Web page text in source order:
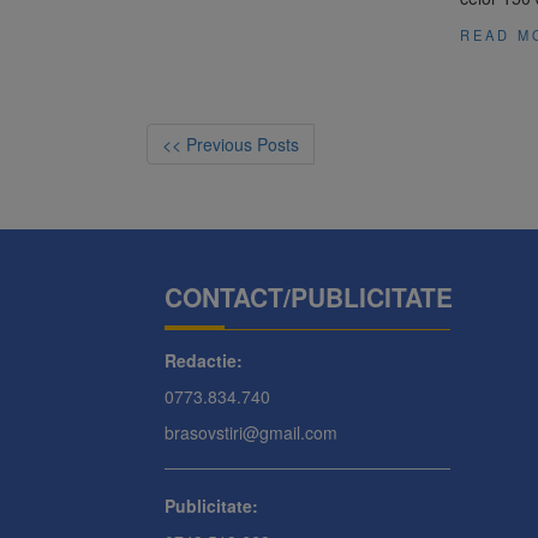
READ
<< Previous Posts
CONTACT/PUBLICITATE
Redactie:
0773.834.740
brasovstiri@gmail.com
Publicitate: